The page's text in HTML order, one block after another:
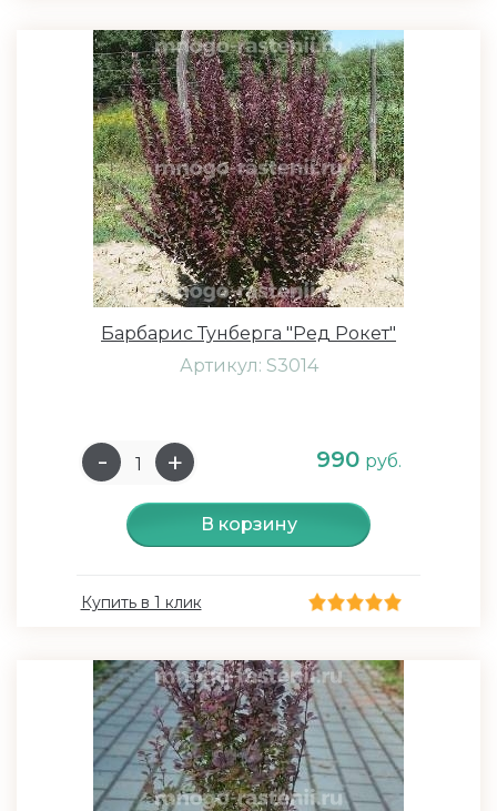
Барбарис Тунберга "Ред Рокет"
Артикул: S3014
990 руб.
В корзину
Купить в 1 клик